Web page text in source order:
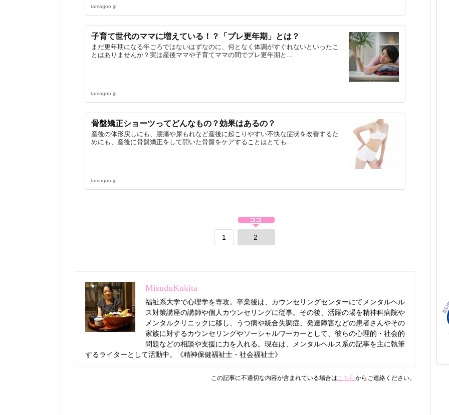
tamagoo.jp
子育て世代のママに増えている！？「プレ更年期」とは？
まだ更年期になる年ごろではないはずなのに、何となく体調がすぐれないといったこ
とはありませんか？実は産後ママや子育てママの間でプレ更年期と...
tamagoo.jp
骨盤矯正ショーツってどんなもの？効果はあるの？
産後の体形戻しにも、腰痛や尿もれなど産後に起こりやすい不快な症状を改善するた
めにも、産後に骨盤矯正をして開いた骨盤をケアすることはとても...
tamagoo.jp
1 2
MisuduKukita
福祉系大学で心理学を専攻。卒業後は、カウンセリングセンターにてメンタルヘル
ス対策講座の講師や個人カウンセリングに従事。その後、活躍の場を精神科病院や
メンタルクリニックに移し、うつ病や統合失調症、発達障害などの患者さんやその
家族に対するカウンセリングやソーシャルワーカーとして、彼らの心理的・社会的
問題などの相談や支援に力を入れる。現在は、メンタルヘルス系の記事を主に執筆
するライターとして活動中。《精神保健福祉士・社会福祉士》
この記事に不適切な内容が含まれている場合はこちらからご連絡ください。